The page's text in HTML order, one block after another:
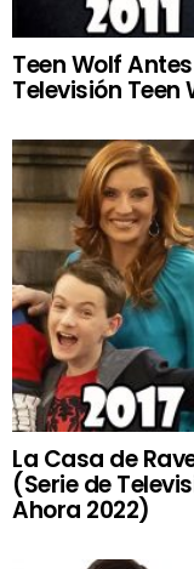
Teen Wolf
Televisión
La Casa de
(Serie de
Ahora 2022)